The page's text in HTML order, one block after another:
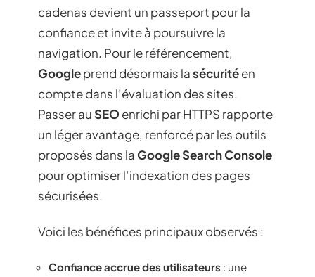
cadenas devient un passeport pour la
confiance et invite à poursuivre la
navigation. Pour le référencement,
Googleprend désormais lasécuritéen
compte dans l’évaluation des sites.
Passer au SEO enrichi par HTTPS rapporte
un léger avantage, renforcé par les outils
proposés dans laGoogle Search Console
pour optimiser l’indexation des pages
sécurisées.
Voici les bénéfices principaux observés :
Confiance accrue des utilisateurs : une